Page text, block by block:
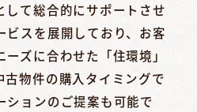
して総合的にサポートさせ
ビスを展開しており、お客
ズに合わせた「住環境」
古物件の購入タイミングで
ションのご提案も可能で